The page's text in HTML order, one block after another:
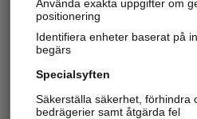
Använda exakta uppgifter om
positionering
Identifiera enheter baserat på
begärs
Specialsyften
Säkerställa säkerhet, förhindra
bedrägerier samt åtgärda fel